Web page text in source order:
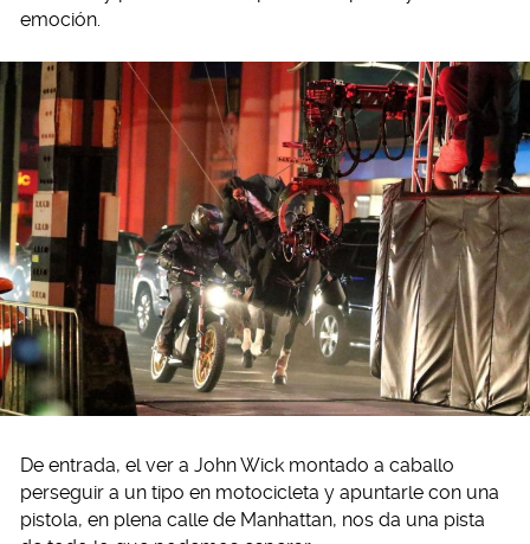
emoción.
De entrada, el ver a John Wick montado a caballo
perseguir a un tipo en motocicleta y apuntarle con una
pistola, en plena calle de Manhattan, nos da una pista